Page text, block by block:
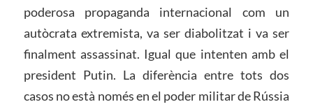
poderosa propaganda internacional com un
autòcrata extremista, va ser diabolitzat i va ser
finalment assassinat. Igual que intenten amb el
president Putin. La diferència entre tots dos
casos no està només en el poder militar de Rússia